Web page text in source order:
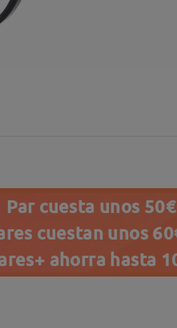
Par cuesta unos
cuestan unos
ahorra hasta